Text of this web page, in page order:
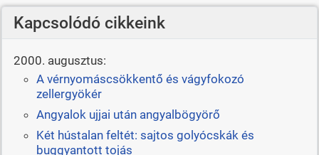
Kapcsolódó cikkeink
2000. augusztus:
A vérnyomáscsökkentő és vágyfokozó
zellergyökér
Angyalok ujjai után angyalbögyörő
Két hústalan feltét: sajtos golyócskák és
buggyantott tojás